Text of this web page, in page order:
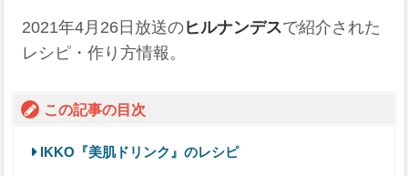
2021年4月26日放送のヒルナンデスで紹介された
レシピ・作り方情報。
この記事の目次
IKKO『美肌ドリンク』のレシピ